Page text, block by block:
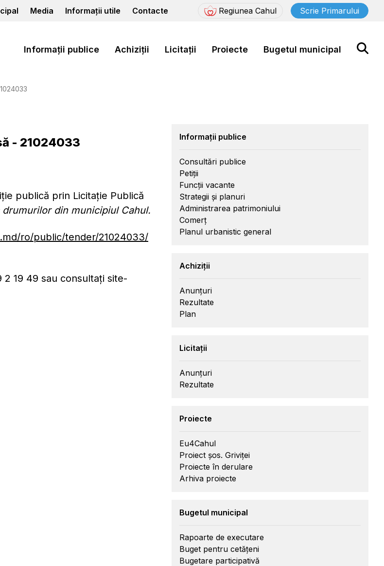
Media Informații utile Contacte Regiunea Cahul Scrie Primarului
Informații publice Achiziții Licitații Proiecte Bugetul municipal
- 21024033
publică prin Licitație Publică
din municipiul Cahul.
ro/public/tender/21024033/
19 49 sau consultați site-
Informații publice
Consultări publice
Petiții
Funcții vacante
Strategii și planuri
Administrarea patrimoniului
Comerț
Planul urbanistic general
Achiziții
Anunțuri
Rezultate
Plan
Licitații
Anunțuri
Rezultate
Proiecte
Eu4Cahul
Proiect șos. Griviței
Proiecte în derulare
Arhiva proiecte
Bugetul municipal
Rapoarte de executare
Buget pentru cetățeni
Bugetare participativă